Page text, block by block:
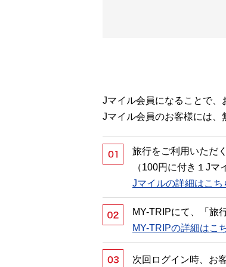
Jマイル会員になることで、
Jマイル会員のお客様には、
旅行をご利用いただ
（100円に付き１Jマ
Jマイルの詳細はこち
MY-TRIPにて、「旅
MY-TRIPの詳細はこ
次回ログイン時、お